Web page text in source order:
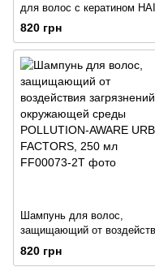
для волос с кератином
SHAMPOO SOFT
SENSATIONS, 250 ml
820 грн
Шампунь для волос,
защищающий от
загрязнений окружающей
среды POLLUTION-AWARE
820 грн